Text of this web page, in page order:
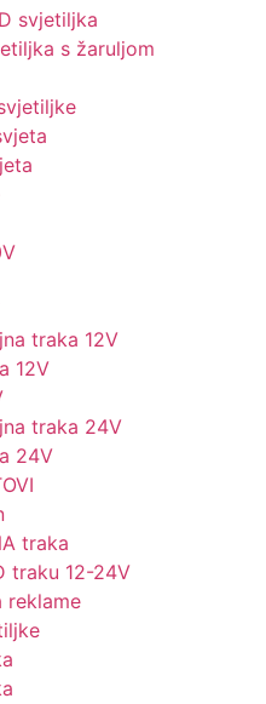
svjetiljka
s žaruljom
traka 12V
12V
traka 24V
24V
traka
traku 12-24V
reklame